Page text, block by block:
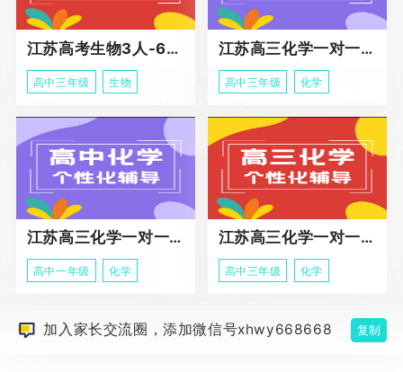
江苏高考生物3人-6人小班助力课程
高中三年级 生物
江苏高三化学一对一个性化冲刺辅导
高中三年级 化学
江苏高三化学一对一个性化辅导
高中一年级 化学
江苏高三化学一对一冲刺辅导课程
高中三年级 化学
加入家长交流圈，添加微信号xhwy668668 复制